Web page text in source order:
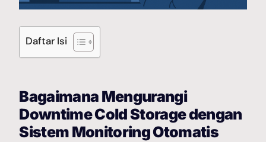
Daftar Isi
Bagaimana Mengurangi
Downtime Cold Storage dengan
Sistem Monitoring Otomatis
Hubungi Kami